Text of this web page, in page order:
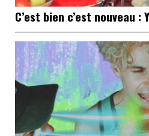
C’est bien c’est nouveau :